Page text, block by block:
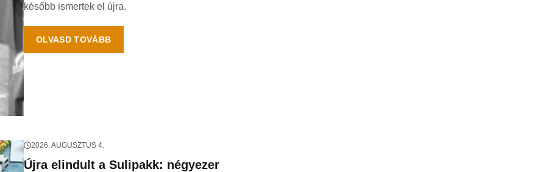
később ismertek el újra.
OLVASD TOVÁBB
2026. AUGUSZTUS 4.
Újra elindult a Sulipakk: négyezer